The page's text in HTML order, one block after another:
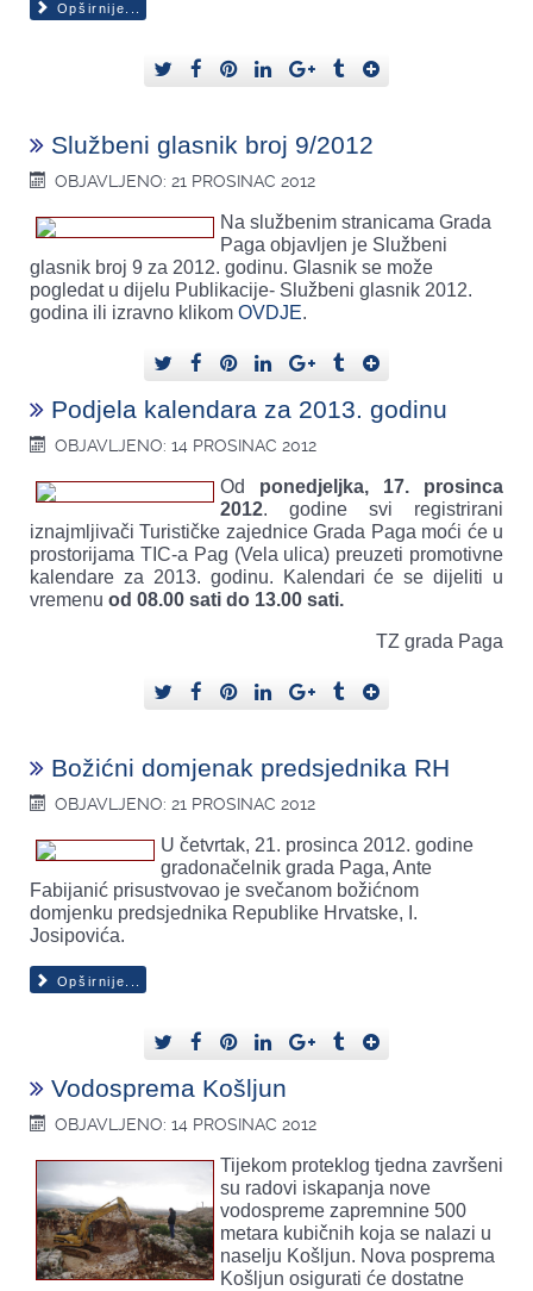
Opširnije...
Službeni glasnik broj 9/2012
OBJAVLJENO: 21 PROSINAC 2012
Na službenim stranicama Grada
Paga objavljen je Službeni
glasnik broj 9 za 2012. godinu. Glasnik se može
pogledat u dijelu Publikacije- Službeni glasnik 2012.
godina ili izravno klikom OVDJE.
Podjela kalendara za 2013. godinu
OBJAVLJENO: 14 PROSINAC 2012
Od ponedjeljka, 17. prosinca
2012. godine svi registrirani
iznajmljivači Turističke zajednice Grada Paga moći će u
prostorijama TIC-a Pag (Vela ulica) preuzeti promotivne
kalendare za 2013. godinu. Kalendari će se dijeliti u
vremenu od 08.00 sati do 13.00 sati.
TZ grada Paga
Božićni domjenak predsjednika RH
OBJAVLJENO: 21 PROSINAC 2012
U četvrtak, 21. prosinca 2012. godine
gradonačelnik grada Paga, Ante
Fabijanić prisustvovao je svečanom božićnom
domjenku predsjednika Republike Hrvatske, I.
Josipovića.
Opširnije...
Vodosprema Košljun
OBJAVLJENO: 14 PROSINAC 2012
Tijekom proteklog tjedna završeni
su radovi iskapanja nove
vodospreme zapremnine 500
metara kubičnih koja se nalazi u
naselju Košljun. Nova posprema
Košljun osigurati će dostatne